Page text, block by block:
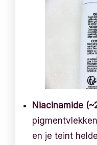
Niacinamide
en je teint